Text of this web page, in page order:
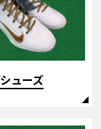
シューズ